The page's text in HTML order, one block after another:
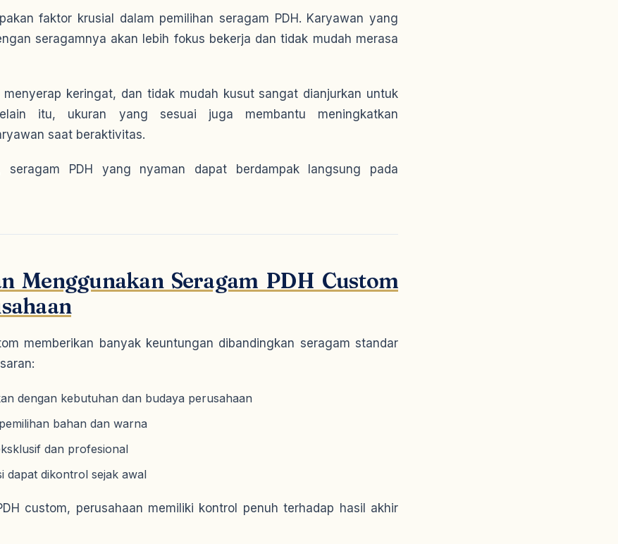
faktor krusial dalam pemilihan seragam PDH. Karyawan yang
seragamnya akan lebih fokus bekerja dan tidak mudah merasa
menyerap keringat, dan tidak mudah kusut sangat dianjurkan untuk
itu, ukuran yang sesuai juga membantu meningkatkan
saat beraktivitas.
seragam PDH yang nyaman dapat berdampak langsung pada
Menggunakan Seragam PDH Custom
memberikan banyak keuntungan dibandingkan seragam standar
dengan kebutuhan dan budaya perusahaan
bahan dan warna
dan profesional
dapat dikontrol sejak awal
custom, perusahaan memiliki kontrol penuh terhadap hasil akhir